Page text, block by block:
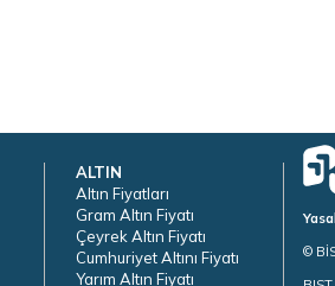
ALTIN
Altın Fiyatları
Gram Altın Fiyatı
Çeyrek Altın Fiyatı
Cumhuriyet Altını Fiyatı
Yarım Altın Fiyatı
©